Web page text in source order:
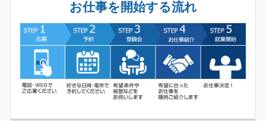
お仕事を開始する流れ